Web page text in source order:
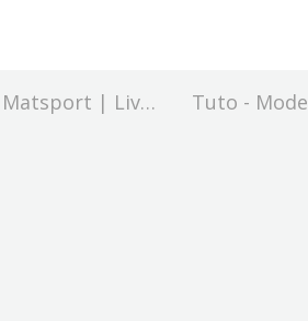
Matsport | Live
Tuto - Mode